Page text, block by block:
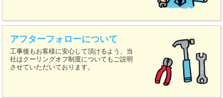
アフターフォローについて
工事後もお客様に安心して頂けるよう、当
社はクーリングオフ制度についてもご説明
させていただいております。